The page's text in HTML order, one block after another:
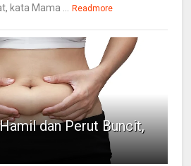
kata Mama ... Readmore
dan Perut Buncit,